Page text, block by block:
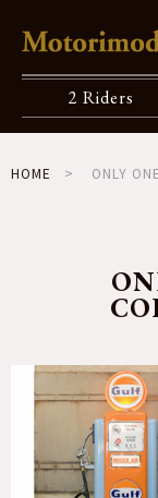
2 Riders
HOME ONLY